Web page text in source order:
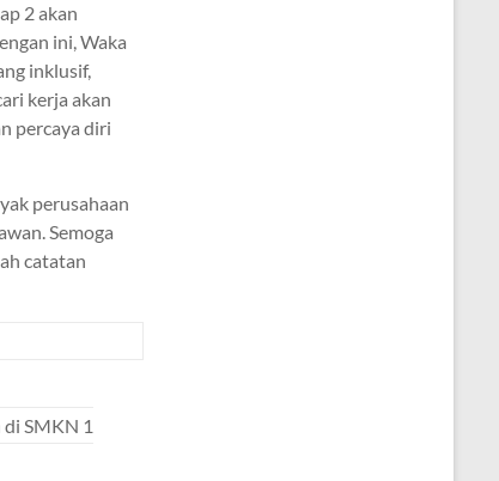
2 akan
ini, Waka
inklusif,
kerja akan
percaya diri
perusahaan
Semoga
catatan
SMKN 1